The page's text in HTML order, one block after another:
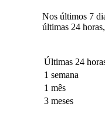
Nos últimos 7
últimas 24
Últimas 24
1 semana
1 mês
3 meses